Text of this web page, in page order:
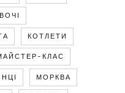
КОТЛЕТИ
КЛАС
МОРКВА